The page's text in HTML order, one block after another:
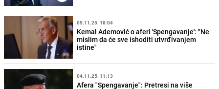
05.11.25. 18:04
Kemal Ademović o aferi 'Spengavanje': "Ne
mislim da će sve ishoditi utvrđivanjem
istine"
04.11.25. 11:13
Afera "Spengavanje": Pretresi na više